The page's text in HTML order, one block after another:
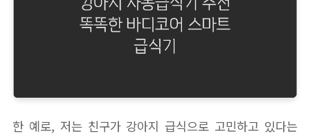
한 예로, 저는 친구가 강아지 급식으로 고민하고 있다는